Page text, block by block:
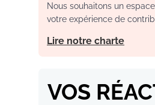
Nous souhaitons un
votre expérience de
Lire notre charte
VOS